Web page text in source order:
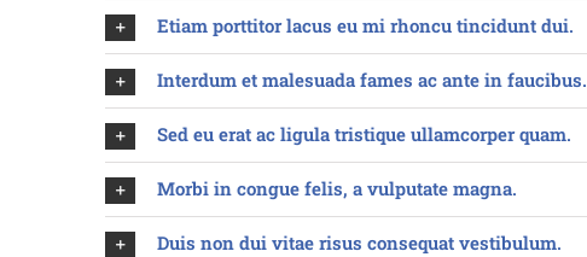
Etiam porttitor lacus eu mi rhoncu tincidunt dui.
Interdum et malesuada fames ac ante in faucibus.
Sed eu erat ac ligula tristique ullamcorper quam.
Morbi in congue felis, a vulputate magna.
Duis non dui vitae risus consequat vestibulum.